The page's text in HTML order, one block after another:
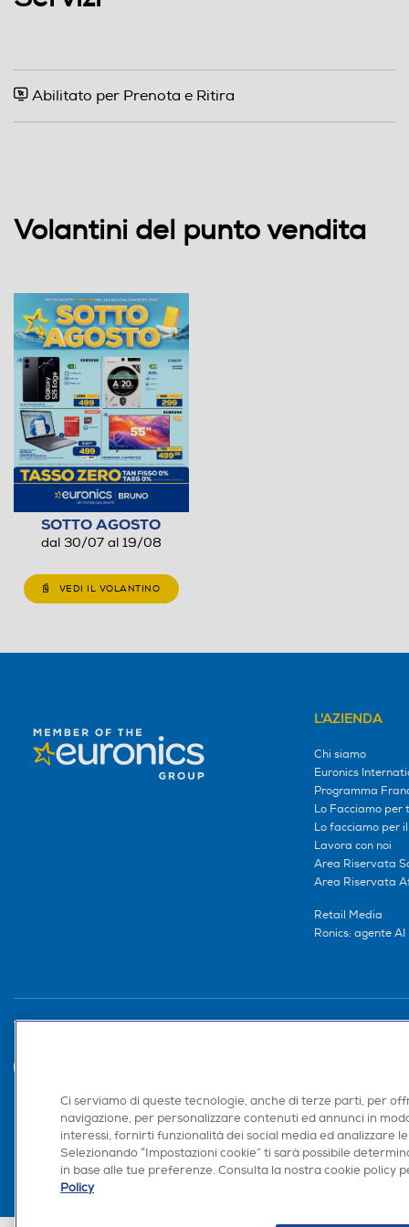
Abilitato per Prenota e Ritira
Volantini del punto vendita
SOTTO AGOSTO
dal 30/07 al 19/08
VEDI IL VOLANTINO
L'AZIENDA
Chi siamo
Euronics
Programma
Lo Facciamo per
Lo facciamo per
Lavora con noi
Area Riservata
Area Riservata
Retail Media
Ronics: agente AI
Trova negozio
Ci serviamo di queste tecnologie, anche di terze parti, per
navigazione, per personalizzare contenuti ed annunci in
interessi, fornirti funzionalità dei social media ed analizzare
Selezionando “Impostazioni cookie” ti sarà possibile
in base alle tue preferenze. Consulta la nostra cookie policy
Policy